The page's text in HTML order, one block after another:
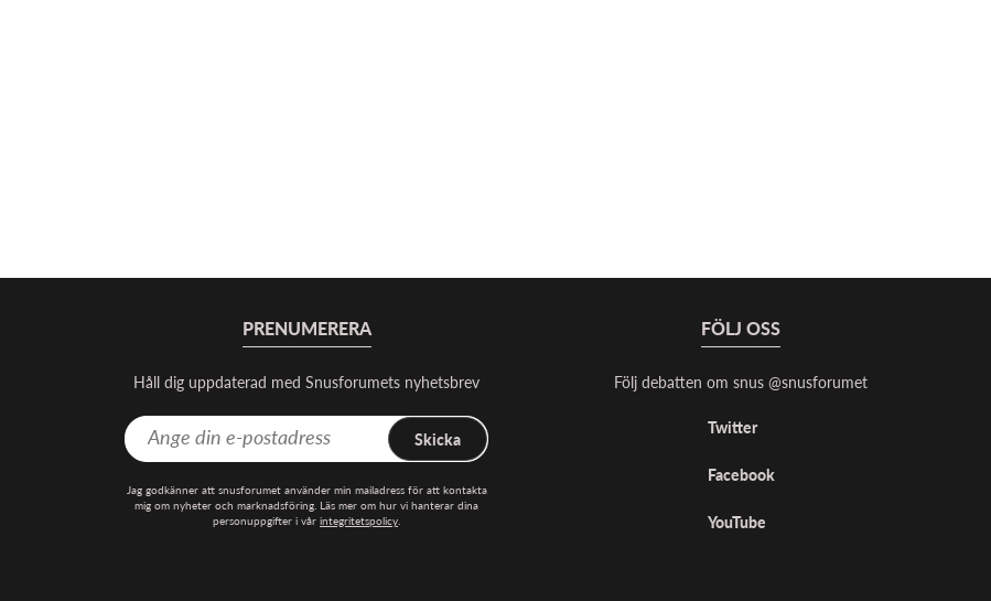
PRENUMERERA
Håll dig uppdaterad med Snusforumets nyhetsbrev
Skicka
Jag godkänner att snusforumet använder min mailadress för att kontakta
mig om nyheter och marknadsföring. Läs mer om hur vi hanterar dina
personuppgifter i vår integritetspolicy.
FÖLJ OSS
Följ debatten om snus @snusforumet
Twitter
Facebook
YouTube